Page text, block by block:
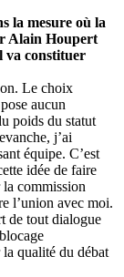
la mesure où la
Alain Houpert
va constituer
Le choix
aucun
poids du statut
j’ai
équipe. C’est
idée de faire
commission
l’union avec moi.
de tout dialogue
qualité du débat